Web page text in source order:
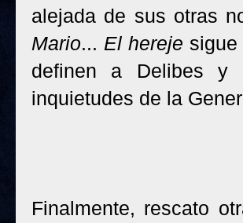
alejada de sus otras
Mario... El hereje
definen a Delibes
inquietudes de la
Finalmente, rescato